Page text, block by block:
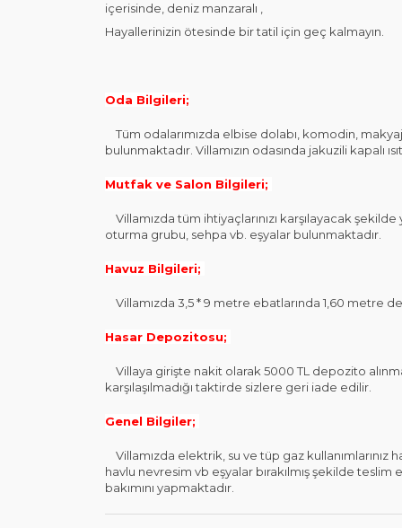
içerisinde, deniz manzaralı ,
Hayallerinizin ötesinde bir tatil için geç kalmayın.
Oda Bilgileri;
Tüm odalarımızda elbise dolabı, komodin,
bulunmaktadır. Villamızın odasında jakuzili kapalı
Mutfak ve Salon Bilgileri;
Villamızda tüm ihtiyaçlarınızı karşılayacak
oturma grubu, sehpa vb. eşyalar bulunmaktadır.
Havuz Bilgileri;
Villamızda 3,5 * 9 metre ebatlarında 1,60 metre
Hasar Depozitosu;
Villaya girişte nakit olarak 5000 TL depozito
karşılaşılmadığı taktirde sizlere geri iade edilir.
Genel Bilgiler;
Villamızda elektrik, su ve tüp gaz kullanımlarınız
havlu nevresim vb eşyalar bırakılmış şekilde
bakımını yapmaktadır.